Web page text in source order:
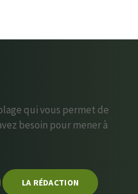
qui vous permet de
besoin pour mener à
LA RÉDACTION